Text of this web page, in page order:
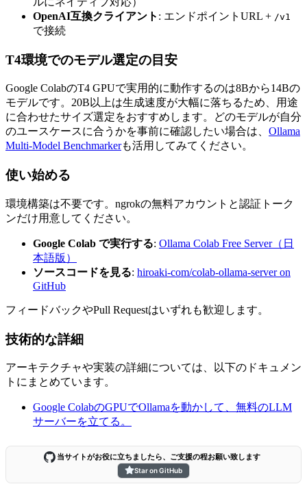
OpenAI互換クライアント : エンドポイントURL + /v1
で接続
T4環境でのモデル選定の目安
Google ColabのT4 GPUで実用的に動作するのは8Bから14Bの
モデルです。20B以上は生成速度が大幅に落ちるため、用途
に合わせたサイズ選定をおすすめします。どのモデルが自分
のユースケースに合うかを事前に確認したい場合は、 Ollama
Multi-Model Benchmarkerも活用してみてください。
使い始める
環境構築は不要です。ngrokの無料アカウントと認証トーク
ンだけ用意してください。
Google Colab で実行する: Ollama Colab Free Server（日
本語版）
ソースコードを見る: hiroaki-com/colab-ollama-server on
GitHub
フィードバックやPull Requestはいずれも歓迎します。
技術的な詳細
アーキテクチャや実装の詳細については、以下のドキュメン
トにまとめています。
Google ColabのGPUでOllamaを動かして、無料のLLM
サーバーを立てる。
当サイトがお役に立ちましたら、ご支援の程お願い致します
Star on GitHub